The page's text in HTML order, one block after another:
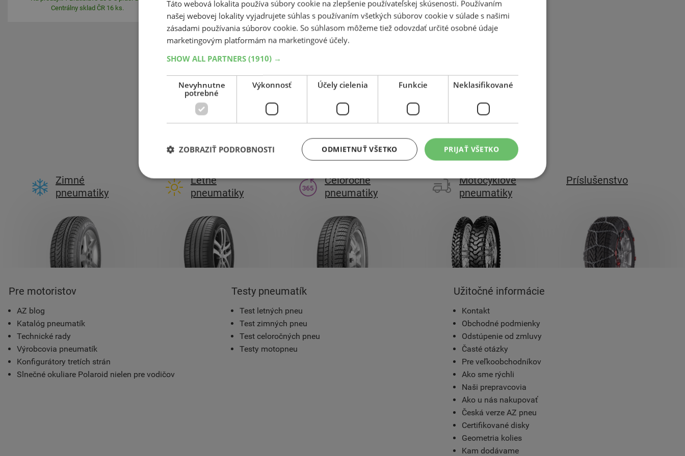
Centrálny sklad ČR 16 ks.
Centrálny sklad ČR 8 ks.
1
Zimné
pneumatiky
Letné
pneumatiky
Celoročné
pneumatiky
Motocyklové
pneumatiky
Príslušenstvo
Pre motoristov
AZ blog
Katalóg pneumatík
Technické rady
Výrobcovia pneumatík
Konfigurátory tretích strán
Slnečné okuliare Polaroid nielen pre vodičov
Testy pneumatík
Test letných pneu
Test zimných pneu
Test celoročných pneu
Testy motopneu
Užitočné informácie
Kontakt
Obchodné podmienky
Odstúpenie od zmluvy
Časté otázky
Pre veľkoobchodníkov
Ako sme rýchli
Naši prepravcovia
Ako u nás nakupovať
Česká verze AZ pneu
Certifikované disky
Geometria kolies
Kam dodávame
Táto webová lokalita používa súbory cookie na zlepšenie používateľskej skúsenosti. Používaním
našej webovej lokality vyjadrujete súhlas s používaním všetkých súborov cookie v súlade s našimi
zásadami používania súborov cookie. So súhlasom môžeme tiež odovzdať určité osobné údaje
marketingovým platformám na marketingové účely.
SHOW ALL PARTNERS (1910) →
Nevyhnutne
potrebné
Výkonnosť Účely cielenia Funkcie Neklasifikované
PRIJAŤ VŠETKO
ODMIETNUŤ VŠETKO
ZOBRAZIŤ PODROBNOSTI